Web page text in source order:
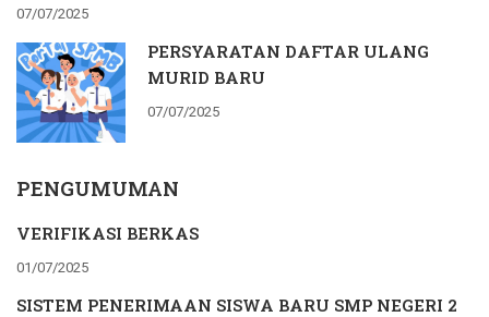
07/07/2025
PERSYARATAN DAFTAR ULANG
MURID BARU
07/07/2025
PENGUMUMAN
VERIFIKASI BERKAS
01/07/2025
SISTEM PENERIMAAN SISWA BARU SMP NEGERI 2